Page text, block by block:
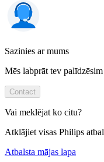
Sazinies ar mums
Mēs labprāt tev palīdzēsim
Contact
Vai meklējat ko citu?
Atklājiet visas Philips
Atbalsta mājas lapa